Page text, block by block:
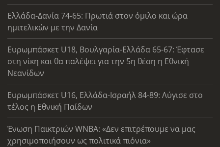
Ελλάδα-Δανία 74-65: Πρωτιά στον όμιλο και ώρα
ημιτελικών με την Δανία
Ευρωμπάσκετ U18, Βουλγαρία-Ελλάδα 65-67: Έφτασε
στη νίκη και θα παλέψει για την 5η θέση η Εθνική
Νεανίδων
Ευρωμπάσκετ U16, Ελλάδα-Ισραήλ 84-89: Λύγισε στο
τέλος η Εθνική Παίδων
Ένωση Παικτριών WNBA: «Δεν επιτρέπουμε να μας
χρησιμοποιήσουν ως πολιτικά πιόνια»